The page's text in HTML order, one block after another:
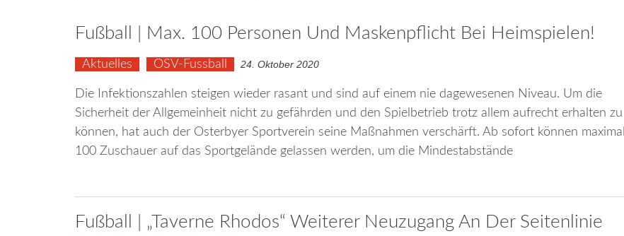
Fußball | Max. 100 Personen Und Maskenpflicht Bei Heimspielen!
Aktuelles OSV-Fussball 24. Oktober 2020
Die Infektionszahlen steigen wieder rasant und sind auf einem nie dagewesenen Niveau. Um die
Sicherheit der Allgemeinheit nicht zu gefährden und den Spielbetrieb trotz allem aufrecht erhalten zu
können, hat auch der Osterbyer Sportverein seine Maßnahmen verschärft. Ab sofort können maximal
100 Zuschauer auf das Sportgelände gelassen werden, um die Mindestabstände
Fußball | „Taverne Rhodos“ Weiterer Neuzugang An Der Seitenlinie